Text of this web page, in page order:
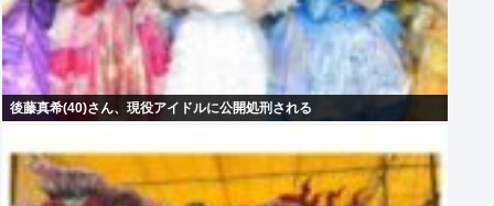
後藤真希(40)さん、現役アイドルに公開処刑される